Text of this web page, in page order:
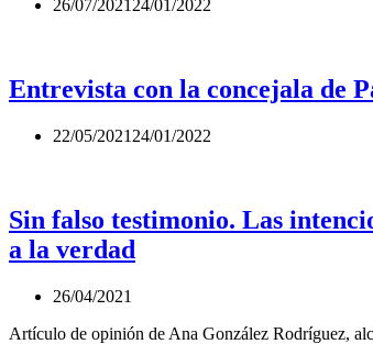
26/07/2021 24/01/2022
Entrevista con la concejala de
22/05/2021 24/01/2022
Sin falso testimonio. Las
a la verdad
26/04/2021
Artículo de opinión de Ana González Rodríguez,